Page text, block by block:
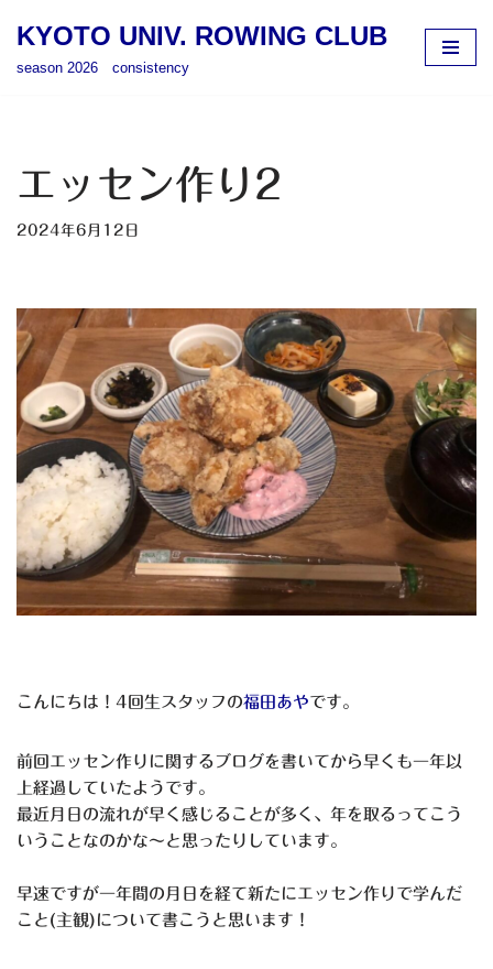
へ
KYOTO UNIV. ROWING CLUB
season 2026 consistency
エッセン作り2
2024年6月12日
こんにちは！4回生スタッフの福田あやです。
前回エッセン作りに関するブログを書いてから早くも一年以
上経過していたようです。
最近月日の流れが早く感じることが多く、年を取るってこう
いうことなのかな～と思ったりしています。
早速ですが一年間の月日を経て新たにエッセン作りで学んだ
こと(主観)について書こうと思います！